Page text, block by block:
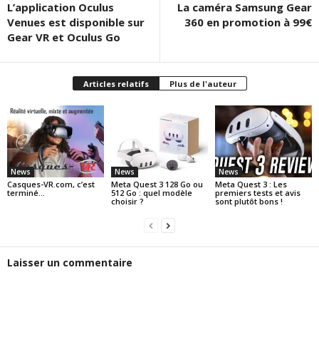
L’application Oculus
Venues est disponible sur
Gear VR et Oculus Go
La caméra Samsung Gear
360 en promotion à 99€
Articles relatifs Plus de l'auteur
News
Casques-VR.com, c’est
terminé…
News
Meta Quest 3 128 Go ou
512 Go : quel modèle
choisir ?
News
Meta Quest 3 : Les
premiers tests et avis
sont plutôt bons !
Laisser un commentaire